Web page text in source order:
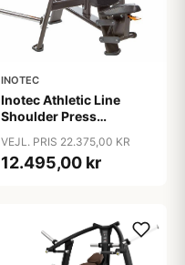
INOTEC
Inotec Athletic Line
Shoulder Press
VEJL. PRIS 22.375,00 KR
12.495,00 kr